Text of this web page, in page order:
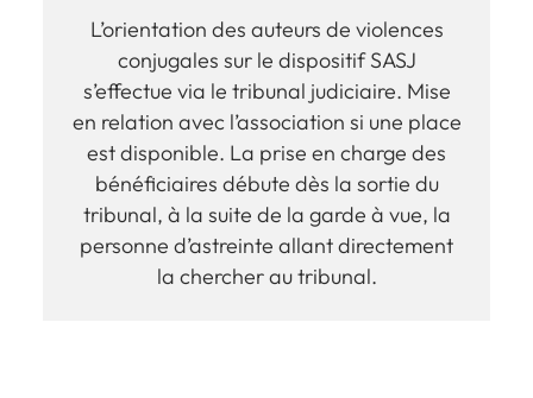
L’orientation des auteurs de violences
conjugales sur le dispositif SASJ
s’effectue via le tribunal judiciaire. Mise
en relation avec l’association si une place
est disponible. La prise en charge des
bénéficiaires débute dès la sortie du
tribunal, à la suite de la garde à vue, la
personne d’astreinte allant directement
la chercher au tribunal.